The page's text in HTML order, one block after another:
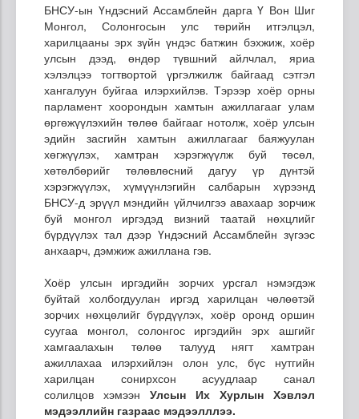
БНСУ-ын Үндэсний Ассамблейн дарга Ү Вон Шиг
Монгол, Солонгосын улс төрийн итгэлцэл,
харилцааны эрх зүйн үндэс батжин бэхжиж, хоёр
улсын дээд, өндөр түвшний айлчлал, яриа
хэлэлцээ тогтвортой үргэлжилж байгаад сэтгэл
хангалуун буйгаа илэрхийлэв. Тэрээр хоёр орны
парламент хоорондын хамтын ажиллагааг улам
өргөжүүлэхийн төлөө байгааг нотолж, хоёр улсын
эдийн засгийн хамтын ажиллагааг баяжуулан
хөгжүүлэх, хамтран хэрэгжүүлж буй төсөл,
хөтөлбөрийг төлөвлөсний дагуу үр дүнтэй
хэрэгжүүлэх, хүмүүнлэгийн салбарын хүрээнд
БНСУ-д эрүүл мэндийн үйлчилгээ авахаар зорчиж
буй монгол иргэдэд визний таатай нөхцлийг
бүрдүүлэх тал дээр Үндэсний Ассамблейн зүгээс
анхаарч, дэмжиж ажиллана гэв.
Хоёр улсын иргэдийн зорчих урсгал нэмэгдэж
буйтай холбогдуулан иргэд харилцан чөлөөтэй
зорчих нөхцөлийг бүрдүүлэх, хоёр оронд оршин
суугаа монгол, солонгос иргэдийн эрх ашгийг
хамгаалахын төлөө талууд нягт хамтран
ажиллахаа илэрхийлэн олон улс, бүс нутгийн
харилцан сонирхсон асуудлаар санал
солилцов хэмээн Улсын Их Хурлын Хэвлэл
мэдээллийн газраас мэдээлллээ.